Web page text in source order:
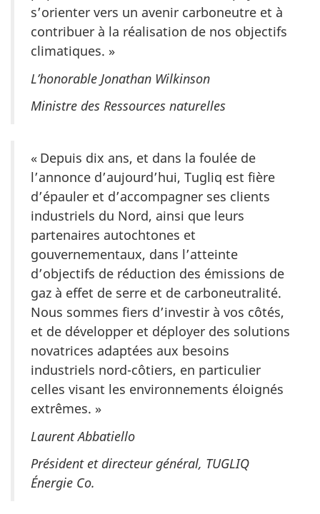
s’orienter vers un avenir carboneutre et à
contribuer à la réalisation de nos objectifs
climatiques. »
L’honorable Jonathan Wilkinson
Ministre des Ressources naturelles
« Depuis dix ans, et dans la foulée de
l’annonce d’aujourd’hui, Tugliq est fière
d’épauler et d’accompagner ses clients
industriels du Nord, ainsi que leurs
partenaires autochtones et
gouvernementaux, dans l’atteinte
d’objectifs de réduction des émissions de
gaz à effet de serre et de carboneutralité.
Nous sommes fiers d’investir à vos côtés,
et de développer et déployer des solutions
novatrices adaptées aux besoins
industriels nord-côtiers, en particulier
celles visant les environnements éloignés
extrêmes. »
Laurent Abbatiello
Président et directeur général, TUGLIQ
Énergie Co.